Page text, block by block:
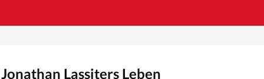
Lassiters Leben